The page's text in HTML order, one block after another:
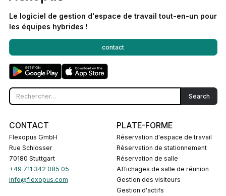
Le logiciel de gestion d'espace de travail tout-en-un pour
les équipes hybrides !
contact
CONTACT
Flexopus GmbH
Rue Schlosser
70180 Stuttgart
+49 711 342 085 05
info@flexopus.com
PLATE-FORME
Réservation d'espace de travail
Réservation de stationnement
Réservation de salle
Affichages de salle de réunion
Gestion des visiteurs
Gestion d'actifs